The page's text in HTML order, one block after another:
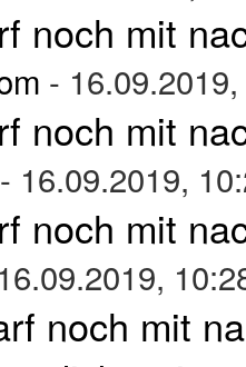
noch mit
-
noch mit
- 16.09.2019,
noch mit
noch mit